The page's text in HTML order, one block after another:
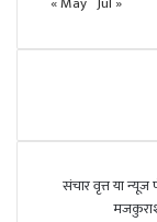
संचार वृत्त या न्यूज